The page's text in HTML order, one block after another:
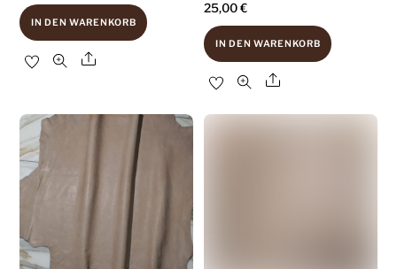
IN DEN WARENKORB
Share
25,00€
IN DEN WARENKORB
Share